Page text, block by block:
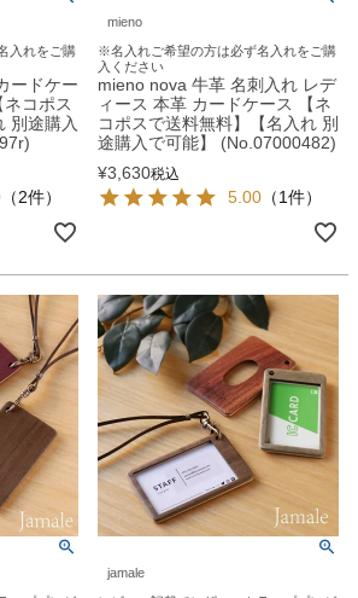
入れをご購
ードケー
コポス
別途購入
（2件）
mieno
※名入れご希望の方は必ず名入れをご購
入ください
mieno nova 牛革 名刺入れ レデ
ィース 本革 カードケース 【ネ
コポスで送料無料】【名入れ 別
途購入で可能】 (No.07000482)
¥3,630税込
5.00 （1件）
jamale